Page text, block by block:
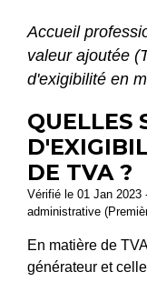
Accueil
valeur ajoutée
d'exigibilité en
QUELLES
DE TVA ?
Vérifié le 01 Jan 2023
administrative
En matière de
générateur et